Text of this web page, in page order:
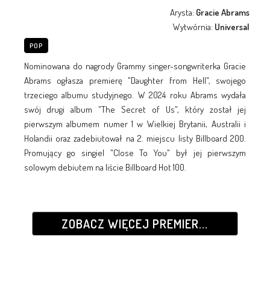
Arysta: Gracie Abrams
Wytwórnia: Universal
POP
Nominowana do nagrody Grammy singer-songwriterka Gracie
Abrams ogłasza premierę "Daughter from Hell", swojego
trzeciego albumu studyjnego. W 2024 roku Abrams wydała
swój drugi album "The Secret of Us", który został jej
pierwszym albumem numer 1 w Wielkiej Brytanii, Australii i
Holandii oraz zadebiutował na 2. miejscu listy Billboard 200.
Promujący go singiel "Close To You" był jej pierwszym
solowym debiutem na liście Billboard Hot 100.
ZOBACZ WIĘCEJ PREMIER...